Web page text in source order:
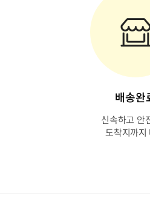
배송완
신속하고 안
도착지까지